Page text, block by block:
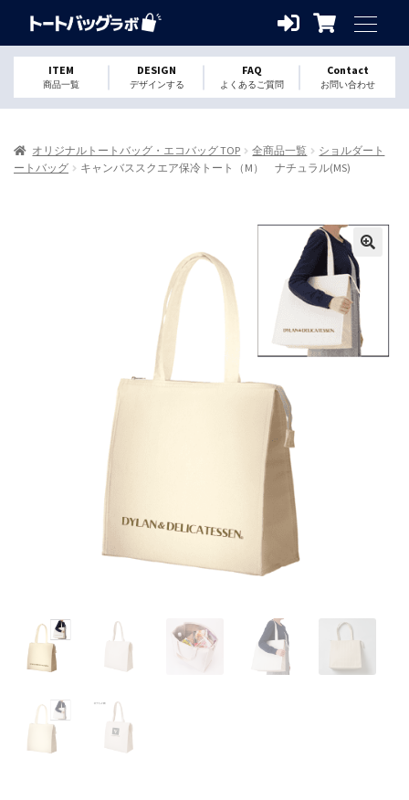
ITEM
商品一覧
DESIGN
デザインする
FAQ
よくあるご質問
Contact
お問い合わせ
オリジナルトートバッグ・エコバッグ TOP 全商品一覧
ショルダート
ートバッグ
キャンバススクエア保冷トート（M） ナチュラル(MS)